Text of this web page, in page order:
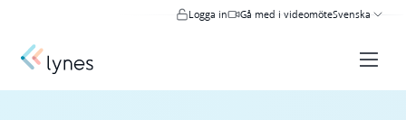
Logga in Gå med i videomöteSvenska